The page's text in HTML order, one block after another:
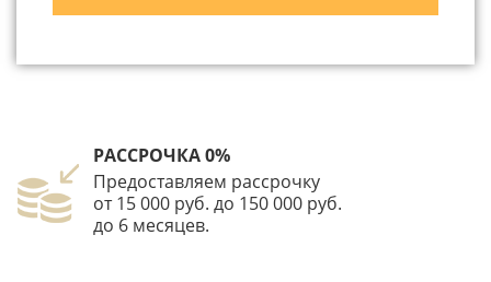
РАССРОЧКА 0%
Предоставляем рассрочку
от 15 000 руб. до 150 000 руб.
до 6 месяцев.